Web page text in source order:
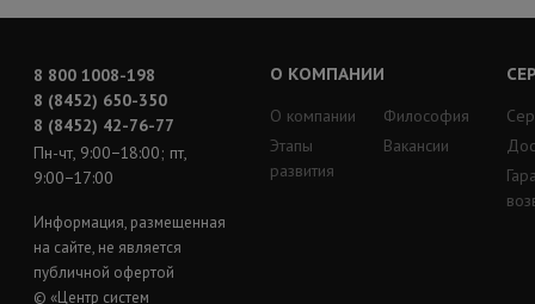
8 800 1008-198
8 (8452) 650-350
8 (8452) 42-76-77
Пн-чт, 9:00−18:00; пт,
9:00−17:00
Информация, размещенная
на сайте, не является
публичной офертой
© «Центр систем
О КОМПАНИИ
О компании
Этапы
развития
Философия
Вакансии